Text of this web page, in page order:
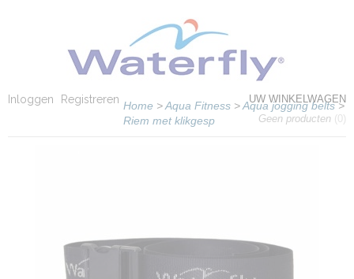
Inloggen Registreren
UW WINKELWAGEN
Geen producten (0)
Home >Aqua Fitness >Aqua jogging belts>
Riem met klikgesp